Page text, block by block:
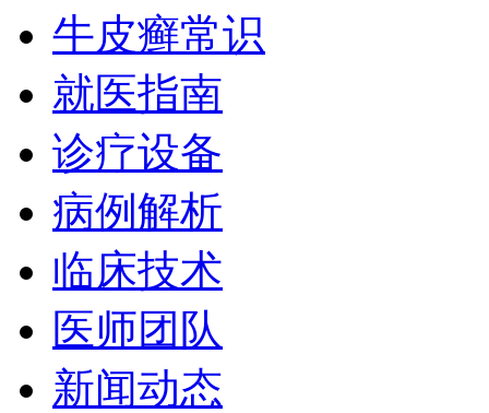
牛皮癣常识
就医指南
诊疗设备
病例解析
临床技术
医师团队
新闻动态